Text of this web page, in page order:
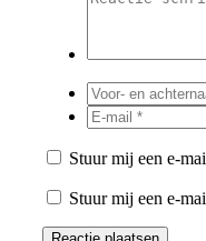
Stuur mij een e-
Stuur mij een e-